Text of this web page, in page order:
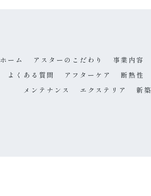
ホーム アスターのこだわり 事業内容
よくある質問
アフターケア 断熱性
メンテナンス
エクステリア 新築